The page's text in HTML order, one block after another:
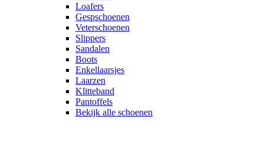
Loafers
Gespschoenen
Veterschoenen
Slippers
Sandalen
Boots
Enkellaarsjes
Laarzen
Klitteband
Pantoffels
Bekijk alle schoenen